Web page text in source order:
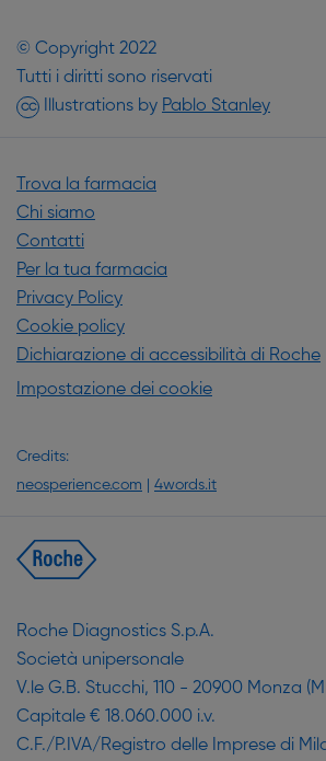
© Copyright 2022
Tutti i diritti sono riservati
CC Illustrations by Pablo Stanley(si
Trova la farmacia
Chi siamo
Contatti
Per la tua farmacia
Privacy Policy
Cookie policy
Dichiarazione di accessibilità di Roche
Impostazione dei cookie
Credits:
neosperience.com
4words.it
Roche Diagnostics S.p.A.
Società unipersonale
V.le G.B. Stucchi, 110 - 20900 Monza
Capitale € 18.060.000 i.v.
C.F./P.IVA/Registro delle Imprese di